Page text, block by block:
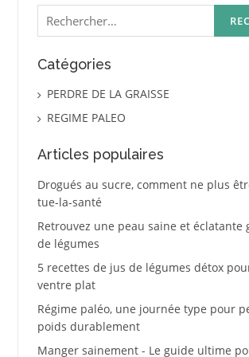
Rechercher :
Catégories
PERDRE DE LA GRAISSE
REGIME PALEO
Articles populaires
Drogués au sucre, comment ne plus
tue-la-santé
Retrouvez une peau saine et éclatante
de légumes
5 recettes de jus de légumes détox
ventre plat
Régime paléo, une journée type pour
poids durablement
Manger sainement - Le guide ultime